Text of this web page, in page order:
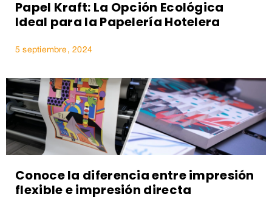
Papel Kraft: La Opción Ecológica
Ideal para la Papelería Hotelera
5 septiembre, 2024
Conoce la diferencia entre impresión
flexible e impresión directa